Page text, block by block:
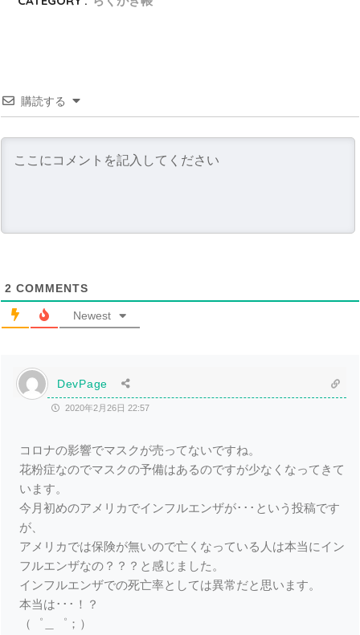
購読する
2 COMMENTS
Newest
DevPage
2020年2月26日 22:57
コロナの影響でマスクが売ってないですね。
花粉症なのでマスクの予備はあるのですが少なくなってきて
います。
今月初めのアメリカでインフルエンザが･･･という投稿です
が、
アメリカでは保険が無いので亡くなっている人は本当にイン
フルエンザなの？？？と感じました。
インフルエンザでの死亡率としては異常だと思います。
本当は･･･！？
（゜＿゜；）